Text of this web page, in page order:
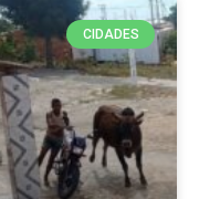
CIDADES